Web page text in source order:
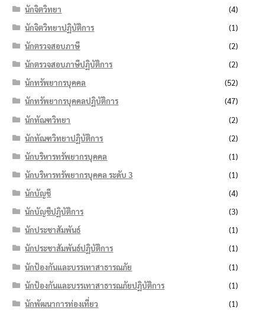
นักจิตวิทยา
(4)
นักจิตวิทยาปฏิบัติการ
(1)
นักตรวจสอบภาษี
(2)
นักตรวจสอบภาษีปฏิบัติการ
(2)
นักทรัพยากรบุคคล
(52)
นักทรัพยากรบุคคลปฏิบัติการ
(47)
นักทัณฑวิทยา
(2)
นักทัณฑวิทยาปฏิบัติการ
(2)
นักบริหารทรัพยากรบุคคล
(1)
นักบริหารทรัพยากรบุคคล ระดับ 3
(1)
นักบัญชี
(4)
นักบัญชีปฏิบัติการ
(3)
นักประชาสัมพันธ์
(1)
นักประชาสัมพันธ์ปฏิบัติการ
(1)
นักป้องกันและบรรเทาสาธารณภัย
(1)
นักป้องกันและบรรเทาสาธารณภัยปฏิบัติการ
(1)
นักพัฒนาการท่องเที่ยว
(1)